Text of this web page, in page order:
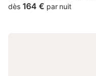
pool, hot tub, spa facilities
dès 164 € par nuit